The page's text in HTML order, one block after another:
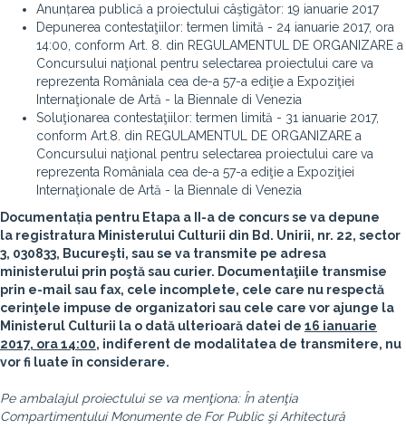
Anunțarea publică a proiectului câştigător: 19 ianuarie 2017
Depunerea contestaţiilor: termen limită - 24 ianuarie 2017, ora
14:00, conform Art. 8. din REGULAMENTUL DE ORGANIZARE a
Concursului naţional pentru selectarea proiectului care va
reprezenta Româniala cea de-a 57-a ediţie a Expoziţiei
Internaţionale de Artă - la Biennale di Venezia
Soluţionarea contestaţiilor: termen limită - 31 ianuarie 2017,
conform Art.8. din REGULAMENTUL DE ORGANIZARE a
Concursului naţional pentru selectarea proiectului care va
reprezenta Româniala cea de-a 57-a ediţie a Expoziţiei
Internaţionale de Artă - la Biennale di Venezia
Documentația pentru Etapa a II-a de concurs se va depune
la registratura Ministerului Culturii din Bd. Unirii, nr. 22, sector
3, 030833, Bucureşti, sau se va transmite pe adresa
ministerului prin poştă sau curier. Documentaţiile transmise
prin e-mail sau fax, cele incomplete, cele care nu respectă
cerinţele impuse de organizatori sau cele care vor ajunge la
Ministerul Culturii la o dată ulterioară datei de 16 ianuarie
2017, ora 14:00, indiferent de modalitatea de transmitere, nu
vor fi luate în considerare.
Pe ambalajul proiectului se va menţiona: În atenţia
Compartimentului Monumente de For Public şi Arhitectură